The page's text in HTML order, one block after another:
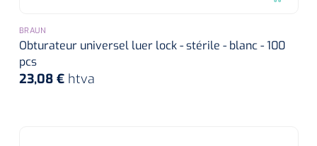
BRAUN
Obturateur universel luer lock - stérile - blanc - 100
pcs
23,08 € htva